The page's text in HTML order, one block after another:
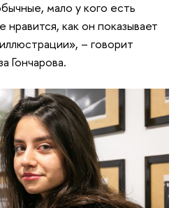
мало у кого есть
как он показывает
– говорит
Гончарова.